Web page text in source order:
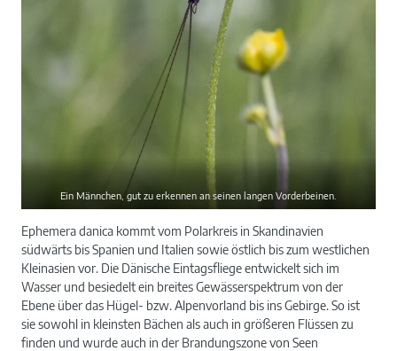
Ein Männchen, gut zu erkennen an seinen langen Vorderbeinen.
Ephemera danica kommt vom Polarkreis in Skandinavien
südwärts bis Spanien und Italien sowie östlich bis zum westlichen
Kleinasien vor. Die Dänische Eintagsfliege entwickelt sich im
Wasser und besiedelt ein breites Gewässerspektrum von der
Ebene über das Hügel- bzw. Alpenvorland bis ins Gebirge. So ist
sie sowohl in kleinsten Bächen als auch in größeren Flüssen zu
finden und wurde auch in der Brandungszone von Seen